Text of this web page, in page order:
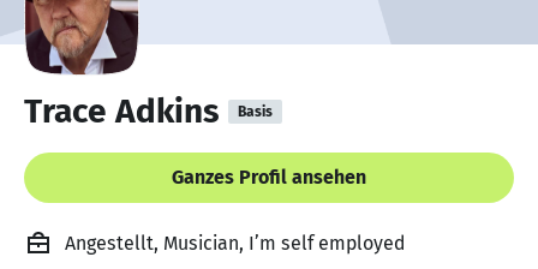
Trace Adkins Basis
Ganzes Profil ansehen
Angestellt, Musician, I’m self employed